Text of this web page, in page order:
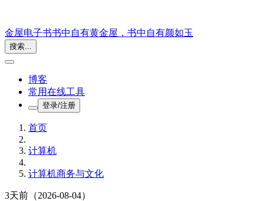
金屋电子书书中自有黄金屋，书中自有颜如玉
搜索...
博客
常用在线工具
登录/注册
首页
计算机
计算机商务与文化
3天前 （2026-08-04）